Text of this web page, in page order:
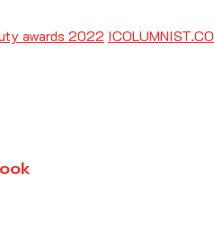
awards 2022 ICOLUMNIST.CO